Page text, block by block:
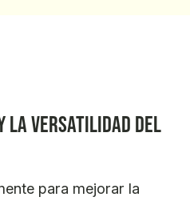
la versatilidad del
para mejorar la